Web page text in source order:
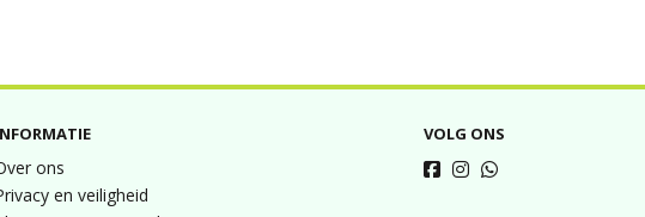
ons
en veiligheid
VOLG ONS